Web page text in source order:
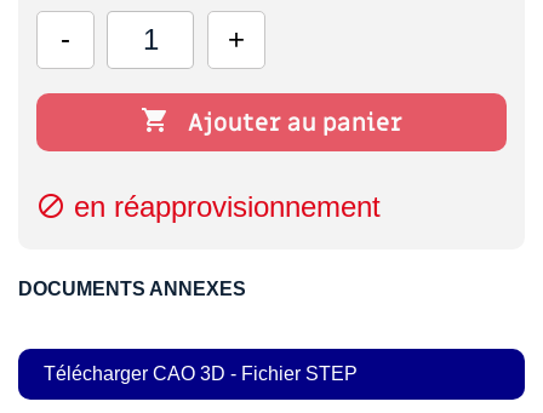
 Ajouter au panier
 en réapprovisionnement
DOCUMENTS ANNEXES
Télécharger CAO 3D - Fichier STEP